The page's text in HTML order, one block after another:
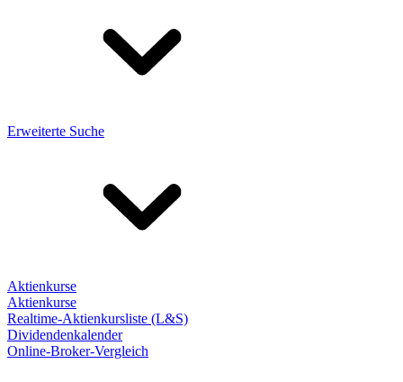
Erweiterte Suche
Aktienkurse
Aktienkurse
Realtime-Aktienkursliste (L&S)
Dividendenkalender
Online-Broker-Vergleich